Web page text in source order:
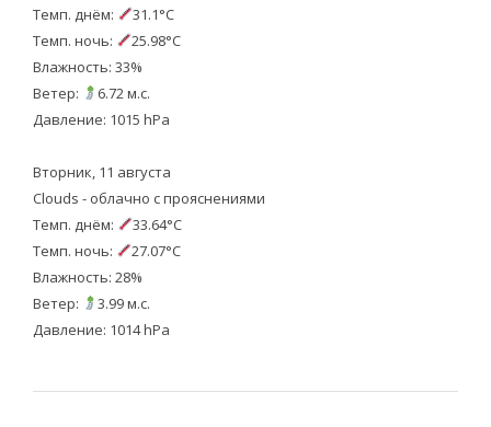
Темп. днём:
31.1°C
Темп. ночь:
25.98°C
Влажность: 33%
Ветер:
6.72 м.с.
Давление: 1015 hPa
Вторник, 11 августа
Clouds - облачно с прояснениями
Темп. днём:
33.64°C
Темп. ночь:
27.07°C
Влажность: 28%
Ветер:
3.99 м.с.
Давление: 1014 hPa